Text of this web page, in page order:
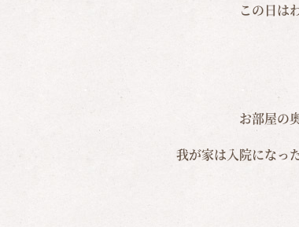
この日は
お部屋の
我が家は入院になっ